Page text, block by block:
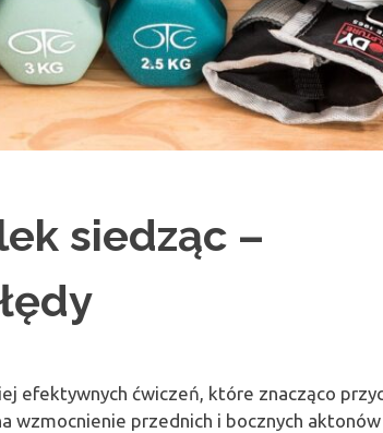
siedząc –
efektywnych ćwiczeń, które znacząco
wzmocnienie przednich i bocznych aktonów